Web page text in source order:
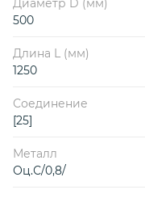
Диаметр D (мм)
500
Длина L (мм)
1250
Соединение
[25]
Металл
Оц.С/0,8/